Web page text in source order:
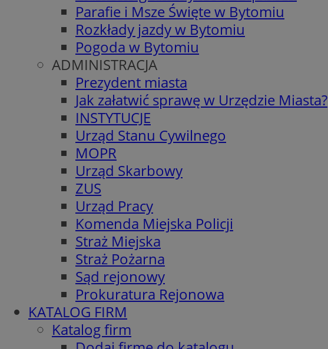
Parafie i Msze Święte w Bytomiu
Rozkłady jazdy w Bytomiu
Pogoda w Bytomiu
ADMINISTRACJA
Prezydent miasta
Jak załatwić sprawę w Urzędzie Miasta?
INSTYTUCJE
Urząd Stanu Cywilnego
MOPR
Urząd Skarbowy
ZUS
Urząd Pracy
Komenda Miejska Policji
Straż Miejska
Straż Pożarna
Sąd rejonowy
Prokuratura Rejonowa
KATALOG FIRM
Katalog firm